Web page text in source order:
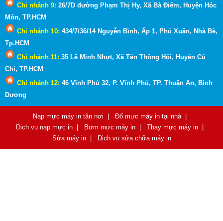
Chi nhánh 9: 26/7D đường Phạm Thị Hy, Xã Bà Điểm, Huyện Hóc
Môn, TP.HCM
Chi nhánh 10: 434/7/36/14 Nguyễn Bình, Ấp 1, Phú Xuân, Nhà Bè,
Tp.HCM
Chi nhánh 11: 35 Lê Minh Nhựt, Xã Tân Thông Hội, Huyện Củ
Chi, TP.HCM
Chi nhánh 12: 46 Vĩnh Phú 32, P. Vĩnh Phú, TP. Thuận An, Bình
Dương
Nạp mực máy in tận nơi | Đổ mực máy in tại nhà|
Dịch vụ nạp mực in| Bơm mực máy in| Thay mực máy in|
Sửa máy in| Dịch vụ sửa chữa máy in